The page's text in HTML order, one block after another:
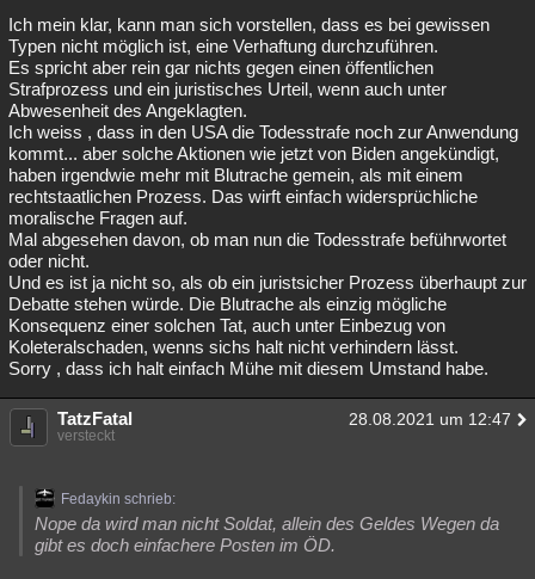
Ich mein klar, kann man sich vorstellen, dass es bei gewissen
Typen nicht möglich ist, eine Verhaftung durchzuführen.
Es spricht aber rein gar nichts gegen einen öffentlichen
Strafprozess und ein juristisches Urteil, wenn auch unter
Abwesenheit des Angeklagten.
Ich weiss , dass in den USA die Todesstrafe noch zur Anwendung
kommt... aber solche Aktionen wie jetzt von Biden angekündigt,
haben irgendwie mehr mit Blutrache gemein, als mit einem
rechtstaatlichen Prozess. Das wirft einfach widersprüchliche
moralische Fragen auf.
Mal abgesehen davon, ob man nun die Todesstrafe beführwortet
oder nicht.
Und es ist ja nicht so, als ob ein juristsicher Prozess überhaupt zur
Debatte stehen würde. Die Blutrache als einzig mögliche
Konsequenz einer solchen Tat, auch unter Einbezug von
Koleteralschaden, wenns sichs halt nicht verhindern lässt.
Sorry , dass ich halt einfach Mühe mit diesem Umstand habe.
TatzFatal 28.08.2021 um 12:47
versteckt
Fedaykin schrieb:
Nope da wird man nicht Soldat, allein des Geldes Wegen da
gibt es doch einfachere Posten im ÖD.